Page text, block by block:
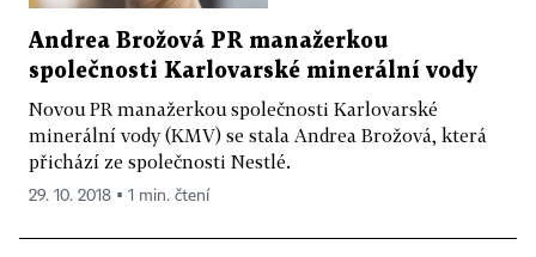
Andrea Brožová PR manažerkou
společnosti Karlovarské minerální vody
Novou PR manažerkou společnosti Karlovarské
minerální vody (KMV) se stala Andrea Brožová, která
přichází ze společnosti Nestlé.
29. 10. 2018 ▪ 1 min. čtení